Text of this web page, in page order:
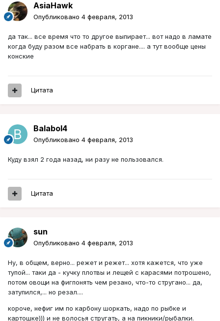
AsiaHawk
Опубликовано 4 февраля, 2013
да так... все время что то другое выпирает... вот надо в ламате
когда буду разом все набрать в коргане.... а тут вообще цены
конские
Цитата
Balabol4
Опубликовано 4 февраля, 2013
Куду взял 2 года назад, ни разу не пользовался.
Цитата
sun
Опубликовано 4 февраля, 2013
Ну, в общем, верно... режет и режет... хотя кажется, что уже
тупой... таки да - кучку плотвы и лещей с карасями потрошено,
потом овощи на фигпонять чем резано, что-то стругано... да,
затупился,... но резал....
короче, нефиг им по карбону шоркать, надо по рыбке и
картошке))) и не волосья стругать, а на пикники/рыбалки.